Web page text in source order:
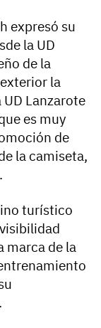
expresó su
la UD
de la
la
Lanzarote
es muy
de
la camiseta,
turístico
marca de la